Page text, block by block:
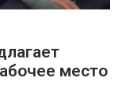
место